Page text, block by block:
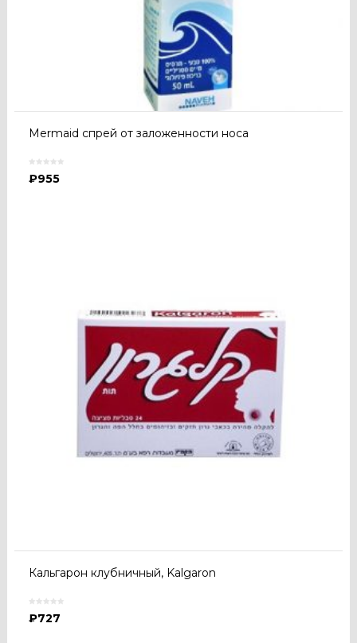
Mermaid спрей от заложенности носа
₽955
Кальгарон клубничный, Kalgaron
₽727